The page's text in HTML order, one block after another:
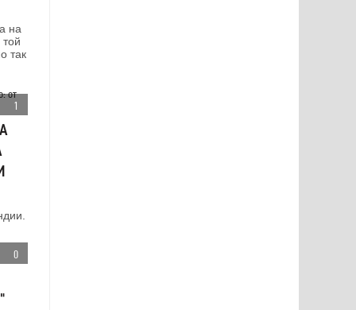
на
так
1
0